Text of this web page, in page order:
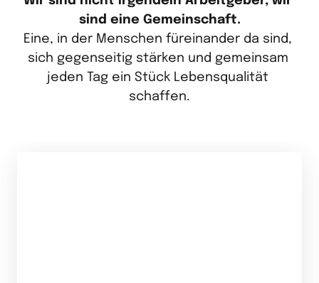
Eine, in der Menschen füreinander da sind,
sich gegenseitig stärken und gemeinsam
jeden Tag ein Stück Lebensqualität
schaffen.